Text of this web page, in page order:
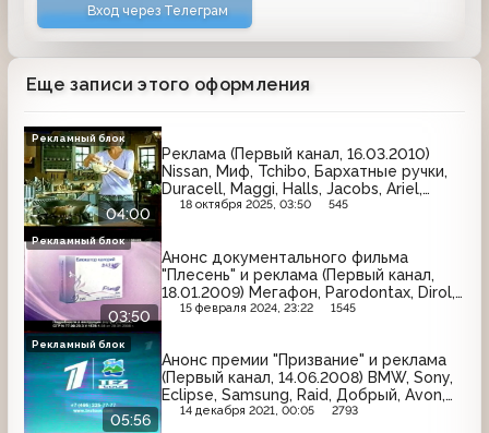
Вход через Телеграм
Еще записи этого оформления
04:00
Реклама (Первый канал, 16.03.2010)
Nissan, Миф, Tchibo, Бархатные ручки,
Duracell, Maggi, Halls, Jacobs, Ariel,
Garnier
18 октября 2025, 03:50 545
Рекламный блок
03:50
Анонс документального фильма
"Плесень" и реклама (Первый канал,
18.01.2009) Мегафон, Parodontax, Dirol,
Jacobs, Блокатор калорий Фаза-2,
15 февраля 2024, 23:22 1545
Рекламный блок
05:56
Анонс премии "Призвание" и реклама
(Первый канал, 14.06.2008) BMW, Sony,
Eclipse, Samsung, Raid, Добрый, Avon,
Ренессанс страхование, McDonald's,
14 декабря 2021, 00:05 2793
Рекламный блок